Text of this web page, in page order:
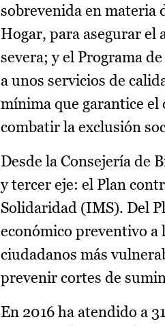
sobrevenida en materia
Hogar, para asegurar el
severa; y el Programa
a unos servicios de
mínima que garantice el
combatir la exclusión
Desde la Consejería de
y tercer eje: el Plan
Solidaridad (IMS). Del
económico preventivo a
ciudadanos más
prevenir cortes de
En 2016 ha atendido a